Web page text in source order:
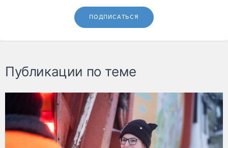
ПОДПИСАТЬСЯ
Публикации по теме